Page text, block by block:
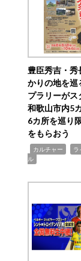
豊臣秀吉・秀
かりの地を巡
プラリーが
和歌山市内5
6カ所を巡り
をもらおう
カルチャー
ラ
ル